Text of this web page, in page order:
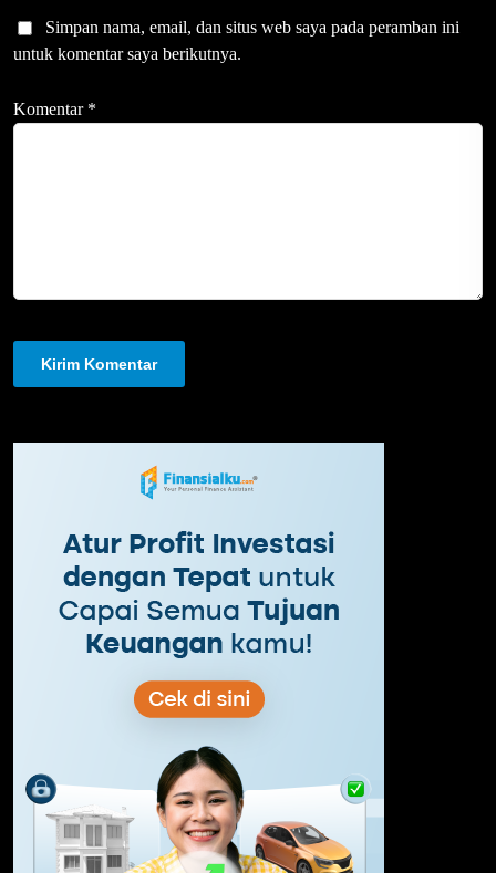
Simpan nama, email, dan situs web saya pada peramban ini
untuk komentar saya berikutnya.
Komentar *